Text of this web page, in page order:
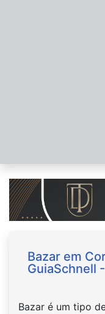
Bazar em
GuiaSchnell
Bazar é um tipo